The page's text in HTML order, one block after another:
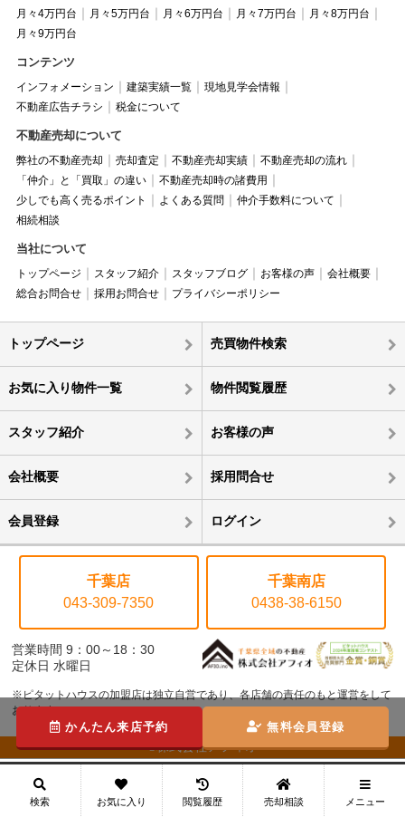
月々4万円台 月々5万円台 月々6万円台 月々7万円台
月々8万円台
月々9万円台
コンテンツ
インフォメーション 建築実績一覧
現地見学会情報
不動産広告チラシ
税金について
不動産売却について
弊社の不動産売却 売却査定 不動産売却実績
不動産売却の流れ
「仲介」と「買取」の違い
不動産売却時の諸費用
少しでも高く売るポイント
よくある質問
仲介手数料について
相続相談
当社について
トップページ スタッフ紹介 スタッフブログ お客様の声
会社概要
総合お問合せ
採用お問合せ プライバシーポリシー
トップページ 売買物件検索
お気に入り物件一覧 物件閲覧履歴
スタッフ紹介 お客様の声
会社概要 採用問合せ
会員登録 ログイン
千葉店
043-309-7350
千葉南店
0438-38-6150
営業時間 9：00～18：30
定休日 水曜日
※ピタットハウスの加盟店は独立自営であり、各店舗の責任のもと運営をして
おります。
©株式会社アフィオ
かんたん来店予約 無料会員登録
検索 お気に入り 閲覧履歴 売却相談 メニュー